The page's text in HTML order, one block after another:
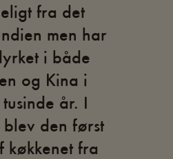
fra det
men har
i både
og Kina i
år. I
blev den først
køkkenet fra